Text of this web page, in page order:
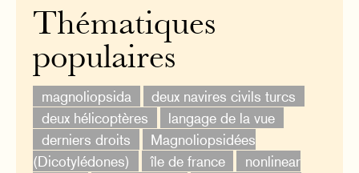
Thématiques
populaires
magnoliopsida
deux navires civils turcs
deux hélicoptères
langage de la vue
derniers droits
Magnoliopsidées
(Dicotylédones)
île de france
nonlinear